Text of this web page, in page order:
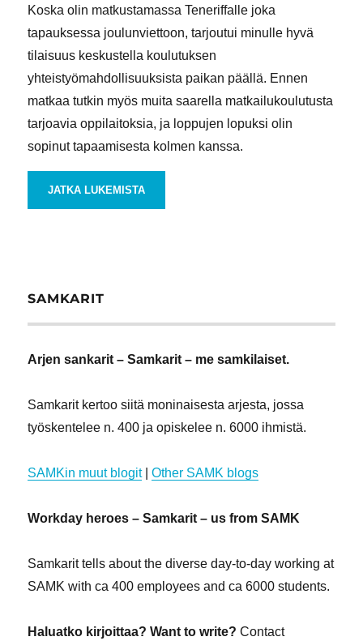
Koska olin matkustamassa Teneriffalle joka
tapauksessa joulunviettoon, tarjoutui minulle hyvä
tilaisuus keskustella koulutuksen
yhteistyömahdollisuuksista paikan päällä. Ennen
matkaa tutkin myös muita saarella matkailukoulutusta
tarjoavia oppilaitoksia, ja loppujen lopuksi olin
sopinut tapaamisesta kolmen kanssa.
JATKA LUKEMISTA”UUSIA MATKAILUN AVAUKSIA TUTULLA
SAMKARIT
Arjen sankarit – Samkarit – me samkilaiset.
Samkarit kertoo siitä moninaisesta arjesta, jossa
työskentelee n. 400 ja opiskelee n. 6000 ihmistä.
SAMKin muut blogit|Other SAMK blogs
Workday heroes – Samkarit – us from SAMK
Samkarit tells about the diverse day-to-day working at
SAMK with ca 400 employees and ca 6000 students.
Haluatko kirjoittaa? Want to write? Contact